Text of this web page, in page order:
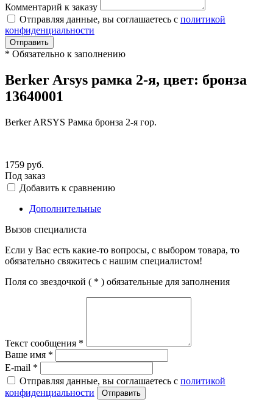
Комментарий к заказу
Отправляя данные, вы соглашаетесь с политикой
конфиденциальности
Отправить
* Обязательно к заполнению
Berker Arsys рамка 2-я, цвет: бронза
13640001
Berker ARSYS Рамка бронза 2-я гор.
1759 руб.
Под заказ
Добавить к сравнению
Дополнительные
Вызов специалиста
Если у Вас есть какие-то вопросы, с выбором товара, то
обязательно свяжитесь с нашим специалистом!
Поля со звездочкой ( * ) обязательные для заполнения
Текст сообщения *
Ваше имя *
E-mail *
Отправляя данные, вы соглашаетесь с политикой
конфиденциальности
Отправить